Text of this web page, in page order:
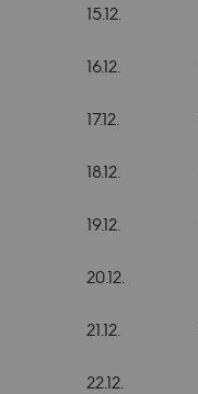
15.12.
16.12.
17.12.
18.12.
19.12.
20.12.
21.12.
22.12.